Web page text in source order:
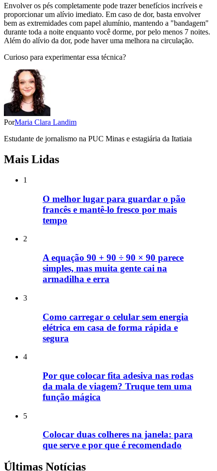
Envolver os pés completamente pode trazer benefícios incríveis e
proporcionar um alívio imediato. Em caso de dor, basta envolver
bem as extremidades com papel alumínio, mantendo a "bandagem"
durante toda a noite enquanto você dorme, por pelo menos 7 noites.
Além do alívio da dor, pode haver uma melhora na circulação.
Curioso para experimentar essa técnica?
PorMaria Clara Landim
Estudante de jornalismo na PUC Minas e estagiária da Itatiaia
Mais Lidas
1
O melhor lugar para guardar o pão
francês e mantê-lo fresco por mais
tempo
2
A equação 90 + 90 ÷ 90 × 90 parece
simples, mas muita gente cai na
armadilha e erra
3
Como carregar o celular sem energia
elétrica em casa de forma rápida e
segura
4
Por que colocar fita adesiva nas rodas
da mala de viagem? Truque tem uma
função mágica
5
Colocar duas colheres na janela: para
que serve e por que é recomendado
Últimas Notícias